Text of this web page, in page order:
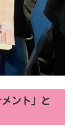
ント」と